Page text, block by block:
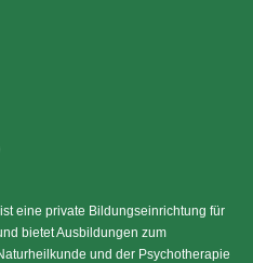
eine private Bildungseinrichtung für
bietet Ausbildungen zum
und der Psychotherapie